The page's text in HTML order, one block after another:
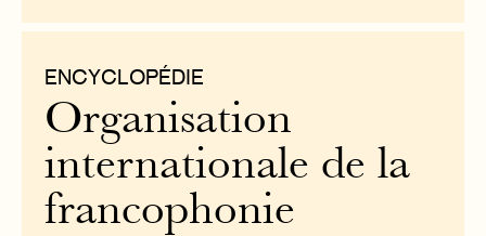
ENCYCLOPÉDIE
Organisation
internationale de la
francophonie